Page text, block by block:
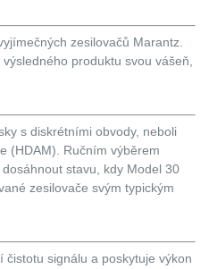
zesilovačů Marantz.
produktu svou vášeň,
s diskrétními obvody, neboli
(HDAM). Ručním výběrem
stavu, kdy Model 30
zesilovače svým typickým
čistotu signálu a poskytuje výkon